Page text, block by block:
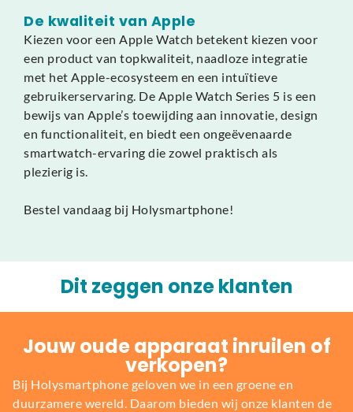
De kwaliteit van Apple
Kiezen voor een Apple Watch betekent kiezen voor
een product van topkwaliteit, naadloze integratie
met het Apple-ecosysteem en een intuïtieve
gebruikerservaring. De Apple Watch Series 5 is een
bewijs van Apple’s toewijding aan innovatie, design
en functionaliteit, en biedt een ongeëvenaarde
smartwatch-ervaring die zowel praktisch als
plezierig is.
Bestel vandaag bij Holysmartphone!
Dit zeggen onze klanten
Jouw oude apparaat inruilen of
verkopen?
Bij Holysmartphone geloven we in een groene en
duurzamere wereld. Daarom bieden wij onze klanten de